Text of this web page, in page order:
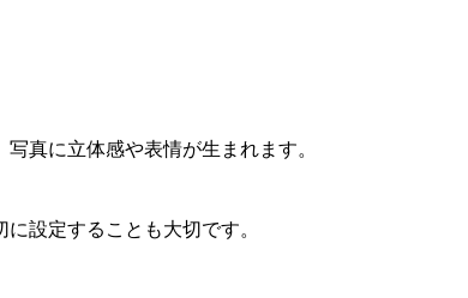
真に立体感や表情が生まれます。
に設定することも大切です。